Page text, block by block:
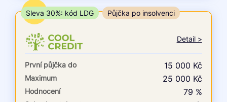
ano
ne
TOP
Sleva 30%: kód LDG Půjčka po insolvenci
Detail >
První půjčka do 15 000 Kč
Maximum 25 000 Kč
Hodnocení 79 %